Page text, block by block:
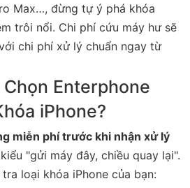
Max…, đừng tự ý phá khóa
trôi nổi. Chi phí cứu máy hư sẽ
chi phí xử lý chuẩn ngay từ
Enterphone
iPhone?
miễn phí trước khi nhận xử lý
"gửi máy đây, chiều quay lại".
loại khóa iPhone của bạn: